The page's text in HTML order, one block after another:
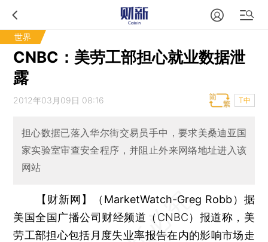
世界
CNBC：美劳工部担心就业数据泄
露
2012年03月09日 08:16 T中
担心数据已落入华尔街交易员手中，要求美桑迪亚国
家实验室审查安全程序，并阻止外来网络地址进入该
网站
【财新网】（MarketWatch-Greg Robb） 据
美国全国广播公司财经频道（CNBC）报道称，美
劳工部担心包括月度失业率报告在内的影响市场走